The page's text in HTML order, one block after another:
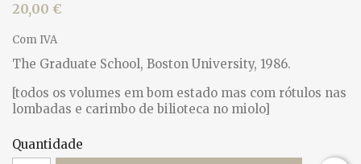
20,00 €
Com IVA
The Graduate School, Boston University, 1986.
[todos os volumes em bom estado mas com rótulos nas
lombadas e carimbo de bilioteca no miolo]
Quantidade